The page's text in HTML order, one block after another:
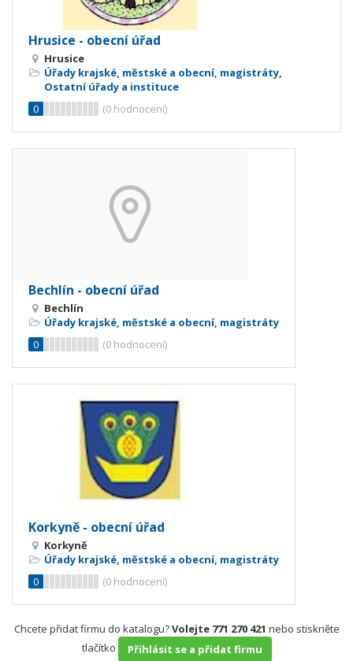
Hrusice - obecní úřad
Hrusice
Úřady krajské, městské a obecní, magistráty,
Ostatní úřady a instituce
0
(0 hodnocení)
Bechlín - obecní úřad
Bechlín
Úřady krajské, městské a obecní, magistráty
0
(0 hodnocení)
Korkyně - obecní úřad
Korkyně
Úřady krajské, městské a obecní, magistráty
0
(0 hodnocení)
Chcete přidat firmu do katalogu?Volejte 771 270 421 nebo stiskněte
tlačítko
Přihlásit se a přidat firmu